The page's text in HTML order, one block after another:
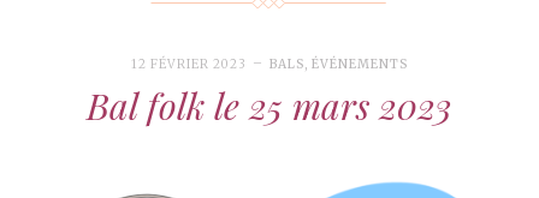
12 FÉVRIER 2023 BALS,ÉVÉNEMENTS
Bal folk le 25 mars 2023